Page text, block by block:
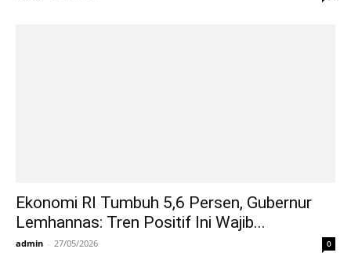
Ekonomi RI Tumbuh 5,6 Persen, Gubernur
Lemhannas: Tren Positif Ini Wajib...
admin - 27/05/2026 0